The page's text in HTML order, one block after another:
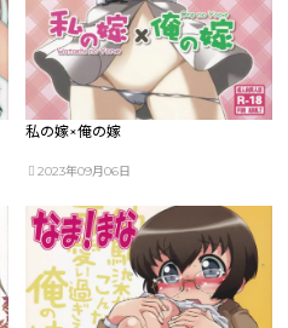
私の嫁×俺の嫁
2023年09月06日